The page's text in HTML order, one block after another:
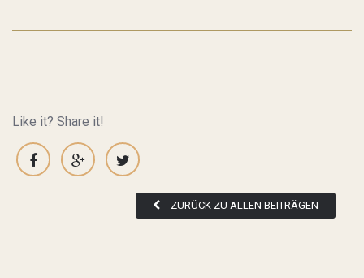
Like it? Share it!
ZURÜCK ZU ALLEN BEITRÄGEN